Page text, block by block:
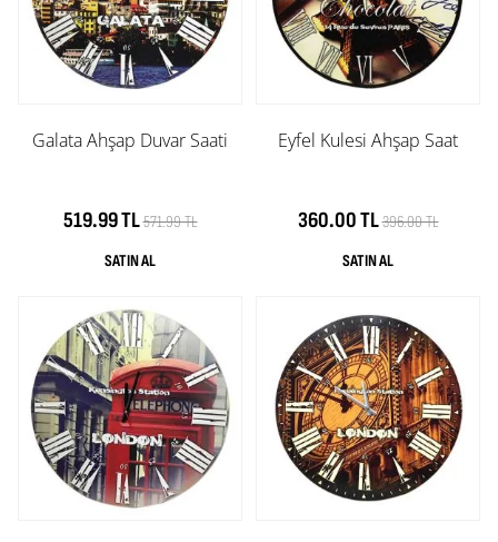
Galata Ahşap Duvar Saati
519.99 TL571.99 TL
Eyfel Kulesi Ahşap Saat
360.00 TL396.00 TL